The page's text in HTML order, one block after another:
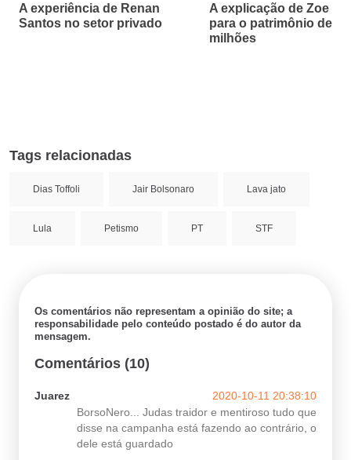
A experiência de Renan
Santos no setor privado
A explicação de Zoe
para o patrimônio de
milhões
Tags relacionadas
Dias Toffoli Jair Bolsonaro Lava jato
Lula Petismo PT STF
Os comentários não representam a opinião do site; a
responsabilidade pelo conteúdo postado é do autor da
mensagem.
Comentários (10)
Juarez
2020-10-11 20:38:10
BorsoNero... Judas traidor e mentiroso tudo que
disse na campanha está fazendo ao contrário, o
dele está guardado